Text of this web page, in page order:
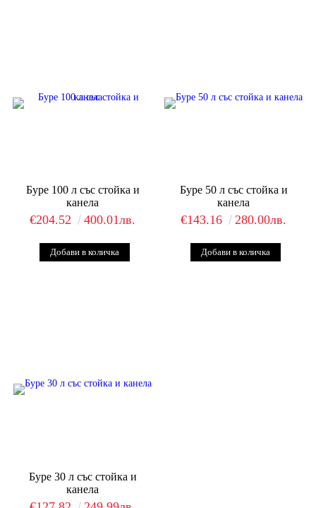
Буре 100 л със стойка и
канела
€204.52 400.01лв.
Буре 50 л със стойка и
канела
€143.16 280.00лв.
Буре 30 л със стойка и
канела